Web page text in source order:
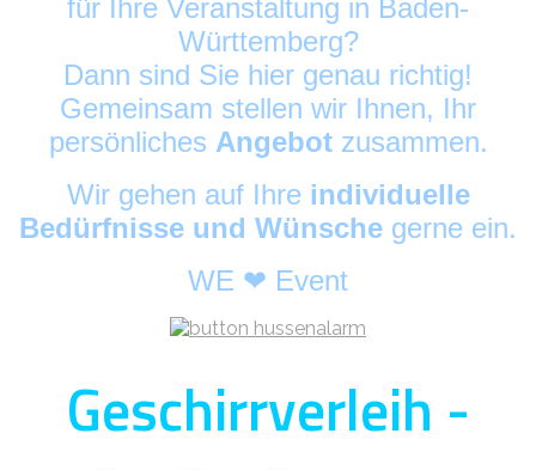
für Ihre Veranstaltung in Baden-
Württemberg?
Dann sind Sie hier genau richtig!
Gemeinsam stellen wir Ihnen, Ihr
persönliches Angebot zusammen.
Wir gehen auf Ihre individuelle
Bedürfnisse und Wünsche gerne ein.
WE ❤ Event
Geschirrverleih -